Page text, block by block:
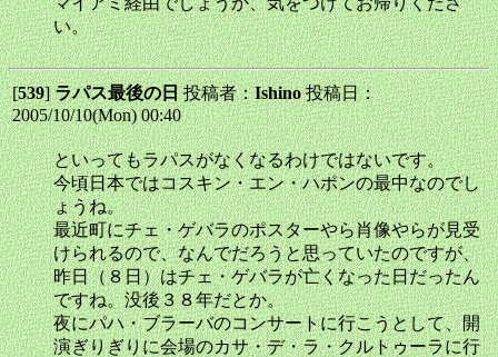
い。
[539]ラパス最後の日投稿者：Ishino投稿日：
2005/10/10(Mon) 00:40
といってもラパスがなくなるわけではないです。
今頃日本ではコスキン・エン・ハポンの最中なのでし
ょうね。
最近町にチェ・ゲバラのポスターやら肖像やらが見受
けられるので、なんでだろうと思っていたのですが、
昨日（８日）はチェ・ゲバラが亡くなった日だったん
ですね。没後３８年だとか。
夜にパハ・ブラーバのコンサートに行こうとして、開
演ぎりぎりに会場のカサ・デ・ラ・クルトゥーラに行